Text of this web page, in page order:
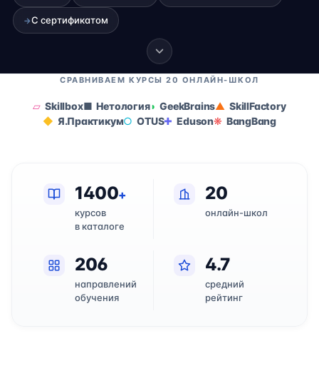
→С сертификатом
СРАВНИВАЕМ КУРСЫ 20 ОНЛАЙН-ШКОЛ
Skillbox Нетология GeekBrains
SkillFactory
Я.Практикум
OTUS Eduson BangBang
1400+
курсов
в каталоге
20
онлайн-школ
206
направлений
обучения
4.7
средний
рейтинг